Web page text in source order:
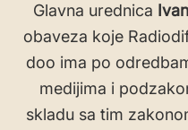
Glavna urednica
obaveza koje
doo ima po
medijima i
skladu sa tim